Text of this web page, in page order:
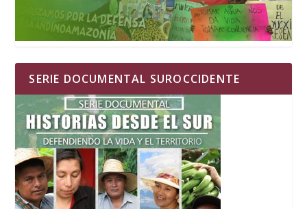
SERIE DOCUMENTAL SUROCCIDENTE